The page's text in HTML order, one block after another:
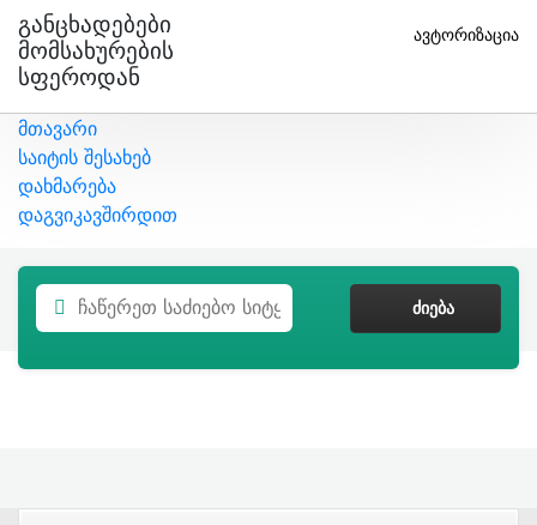
Განცხადებები
Მომსახურების
Სფეროდან
ავტორიზაცია
მთავარი
საიტის შესახებ
დახმარება
დაგვიკავშირდით
ᲫᲘᲔᲑᲐ